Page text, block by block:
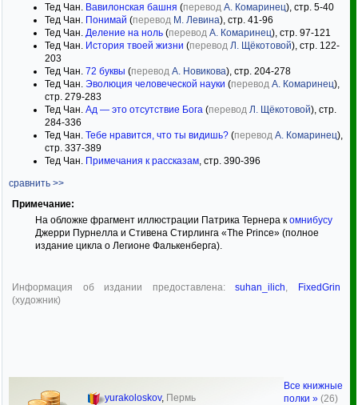
Тед Чан. Вавилонская башня (перевод А. Комаринец), стр. 5-40
Тед Чан. Понимай (перевод М. Левина), стр. 41-96
Тед Чан. Деление на ноль (перевод А. Комаринец), стр. 97-121
Тед Чан. История твоей жизни (перевод Л. Щёкотовой), стр. 122-
203
Тед Чан. 72 буквы (перевод А. Новикова), стр. 204-278
Тед Чан. Эволюция человеческой науки (перевод А. Комаринец),
стр. 279-283
Тед Чан. Ад — это отсутствие Бога (перевод Л. Щёкотовой), стр.
284-336
Тед Чан. Тебе нравится, что ты видишь? (перевод А. Комаринец),
стр. 337-389
Тед Чан. Примечания к рассказам , стр. 390-396
сравнить >>
Примечание:
На обложке фрагмент иллюстрации Патрика Тернера к омнибусу
Джерри Пурнелла и Стивена Стирлинга «The Prince» (полное
издание цикла о Легионе Фалькенберга).
Информация об издании предоставлена:suhan_ilich
FixedGrin
(художник)
yurakoloskov, Пермь
Все книжные
полки » (26)